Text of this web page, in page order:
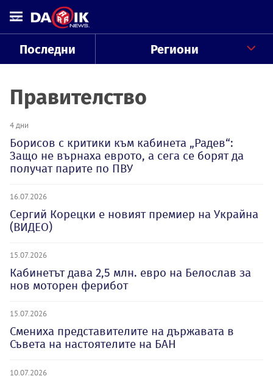
Последни Региони
Правителство
4 дни
Борисов с критики към кабинета „Радев“:
Защо не върнаха еврото, а сега се борят да
получат парите по ПВУ
16.07.2026
Сергий Корецки е новият премиер на Украйна
(ВИДЕО)
15.07.2026
Кабинетът дава 2,5 млн. евро на Белослав за
нов моторен ферибот
15.07.2026
Смениха представителите на държавата в
Съвета на настоятелите на БАН
10.07.2026